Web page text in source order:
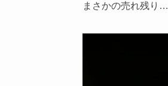
まさかの売れ残り…